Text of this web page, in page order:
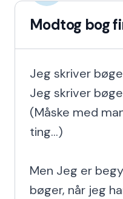
Modtog bog
Jeg skriver
Jeg skriver
(Måske med
ting...)
Men Jeg er
bøger, når jeg